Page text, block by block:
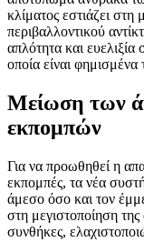
κλίματος εστιάζει
περιβαλλοντικού
απλότητα και
οποία είναι
Μείωση των
εκπομπών
Για να προωθηθεί η
εκπομπές, τα νέα
άμεσο όσο και τον
στη μεγιστοποίηση
συνθήκες,